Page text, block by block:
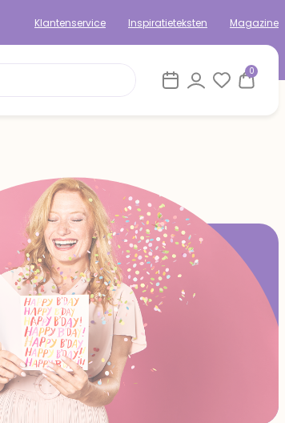
Klantenservice Inspiratieteksten Magazine
0